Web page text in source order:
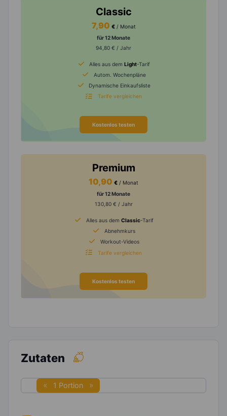
Classic
7,90 € / Monat
für 12 Monate
94,80 € / Jahr
Alles aus dem Light-Tarif
Autom. Wochenpläne
Dynamische Einkaufsliste
Tarife vergleichen
Kostenlos testen
Premium
10,90 € / Monat
für 12 Monate
130,80 € / Jahr
Alles aus dem Classic-Tarif
Abnehmkurs
Workout-Videos
Tarife vergleichen
Kostenlos testen
Zutaten
1 Portion